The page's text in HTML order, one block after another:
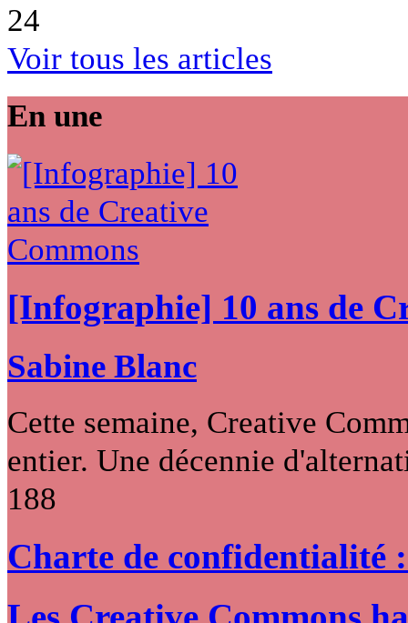
24
Voir tous les articles
En une
[Infographie] 10 ans de
Sabine Blanc
Cette semaine, Creative
entier. Une décennie
188
Charte de confidentialité